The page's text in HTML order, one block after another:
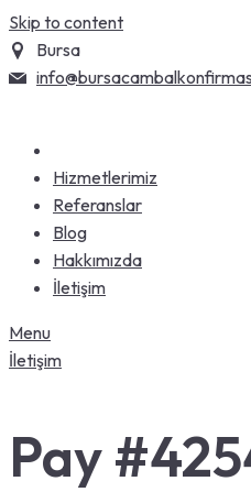
Skip to content
Bursa
Hizmetlerimiz
Referanslar
Blog
Hakkımızda
İletişim
Menu
İletişim
Pay